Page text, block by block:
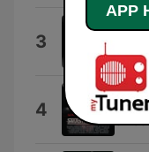
3 Är
4
APP